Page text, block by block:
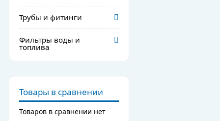
Трубы и фитинги
Фильтры воды и
топлива
Товары в сравнении
Товаров в сравнении нет